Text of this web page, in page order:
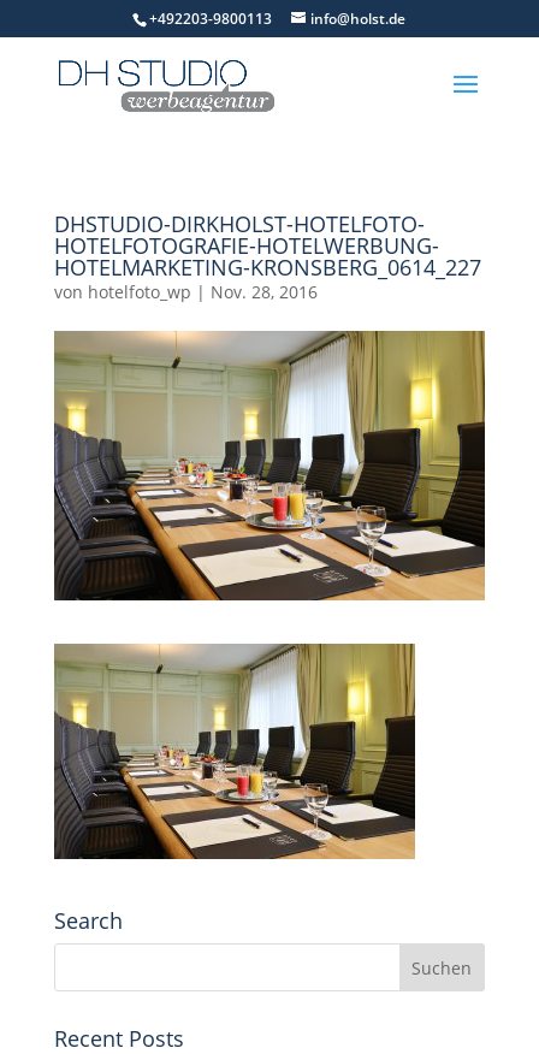
+492203-9800113 info@holst.de
DHSTUDIO-DIRKHOLST-HOTELFOTO-
HOTELFOTOGRAFIE-HOTELWERBUNG-
HOTELMARKETING-KRONSBERG_0614_227
von hotelfoto_wp | Nov. 28, 2016
Search
Recent Posts